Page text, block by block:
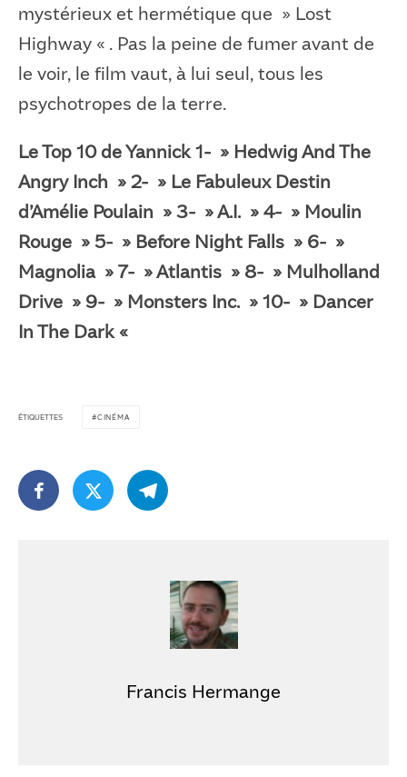
mystérieux et hermétique que » Lost
Highway « . Pas la peine de fumer avant de
le voir, le film vaut, à lui seul, tous les
psychotropes de la terre.
Le Top 10 de Yannick1- » Hedwig And The
Angry Inch » 2- » Le Fabuleux Destin
d’Amélie Poulain » 3- » A.I. » 4- » Moulin
Rouge » 5- » Before Night Falls » 6- »
Magnolia » 7- » Atlantis » 8- » Mulholland
Drive » 9- » Monsters Inc. » 10- » Dancer
In The Dark «
ÉTIQUETTES CINÉMA
Francis Hermange